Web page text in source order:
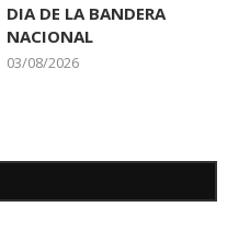
DIA DE LA BANDERA
NACIONAL
03/08/2026